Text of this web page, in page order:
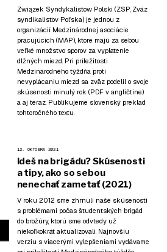
Związek Syndykalistów Polski (ZSP, Zväz
syndikalistov Poľska) je jednou z
organizácií Medzinárodnej asociácie
pracujúcich (MAP), ktoré majú za sebou
veľké množstvo sporov za vyplatenie
dlžných miezd. Pri príležitosti
Medzinárodného týždňa proti
nevyplácaniu miezd sa zväz podelil o svoje
skúsenosti minulý rok (PDF v angličtine)
a aj teraz. Publikujeme slovenský preklad
tohtoročného textu.
12. OKTÓBRA 2021
Ideš na brigádu? Skúsenosti
a tipy, ako so sebou
nenechať zametať (2021)
V roku 2012 sme zhrnuli naše skúsenosti
s problémami počas študentských brigád
do brožúry, ktorú sme odvtedy už
niekoľkokrát aktualizovali. Najnovšiu
verziu s viacerými vylepšeniami vydávame